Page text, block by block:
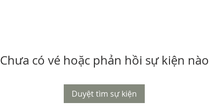
Chưa có vé hoặc phản hồi sự kiện nào
Duyệt tìm sự kiện